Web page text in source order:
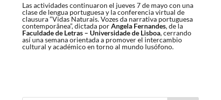
Las actividades continuaron el jueves 7 de mayo con una
clase de lengua portuguesa y la conferencia virtual de
clausura “Vidas Naturais. Vozes da narrativa portuguesa
contemporânea”, dictada porAngela Fernandes, de la
Faculdade de Letras – Universidade de Lisboa, cerrando
así una semana orientada a promover el intercambio
cultural y académico en torno al mundo lusófono.